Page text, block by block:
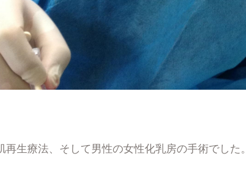
再生療法、そして男性の女性化乳房の手術でした。